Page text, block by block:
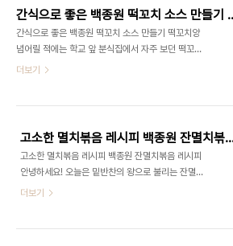
위 추천) 김치..
렐라 치즈라는 재료만으로도 이렇게 맛있는 요리
를 만들 수 있다는 사실, 정말 매력적이지 않나요? 간
단한 재료와 짧은 시간만 있으면 누구나 쉽게 만
들 수 있는 요리랍니다. 감자의 쫀득한 식감과 모짜렐
라 치즈의 고소하고 부드러운 맛이 어우러져 한 번 맛
요리는 아이들 간식으로도 좋고, 어른들 술안주로도
향과..
간식으로 좋은
간식으로 좋은 백종원 떡꼬치 소스 만들기 떡꼬치양
념어릴 적에는 학교 앞 분식집에서 자주 보던 떡꼬
치, 그 추억의 맛을 다시 떠올리며 만들어봤어요. 분
스 레시피 참고해서 만들었는데, 역시나 실패 없는 맛
을 자랑하더라고요. ​ #떡꼬치 #떡꼬치만들기 #떡꼬
치소스만들기 #떡꼬치양념 #백종원떡꼬치 재료 준
비떡볶이 떡 설탕 3큰술 진간장 1큰술 케첩 2큰술 고
추장 1/2큰술 물 1/3컵 떡볶이 떡은 말랑말랑한 상태
나, 물에 데쳐 준비하면 훨씬 다루기 쉬워요. ​ 1. 떡을
더보기
고소한 멸치볶음 레시피 백
고소한 멸치볶음 레시피 백종원 잔멸치볶음 레시피
안녕하세요! 오늘은 밑반찬의 왕으로 불리는 잔멸치
볶음을 만들어볼 거예요. 멸치는 우리 몸에 꼭 필요
더보기